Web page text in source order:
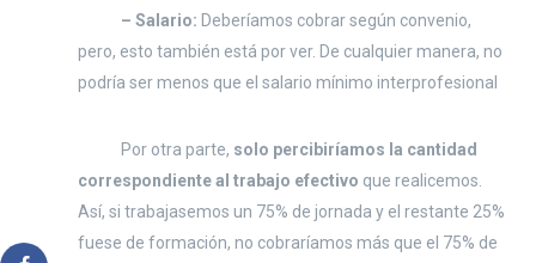
– Salario: Deberíamos cobrar según convenio,
pero, esto también está por ver. De cualquier manera, no
podría ser menos que el salario mínimo interprofesional
Por otra parte, solo percibiríamos la cantidad
correspondiente al trabajo efectivo que realicemos.
Así, si trabajasemos un 75% de jornada y el restante 25%
fuese de formación, no cobraríamos más que el 75% de